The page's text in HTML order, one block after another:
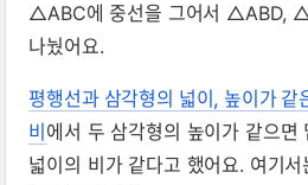
△ABC에 중선을 그어서 △ABD,
나눴어요.
평행선과 삼각형의 넓이, 높이가 같
비 에서 두 삼각형의 높이가 같으면
넓이의 비가 같다고 했어요. 여기서